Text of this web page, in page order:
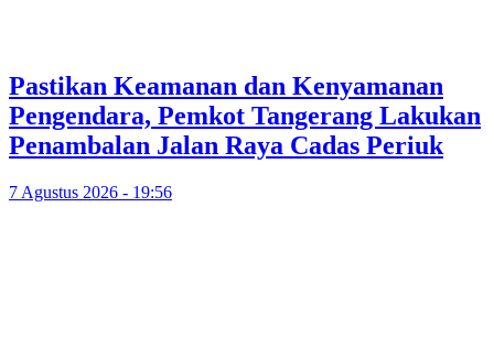
Pastikan Keamanan dan Kenyamanan
Pengendara, Pemkot Tangerang Lakukan
Penambalan Jalan Raya Cadas Periuk
7 Agustus 2026 - 19:56